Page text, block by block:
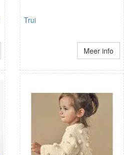
Trui
Meer info